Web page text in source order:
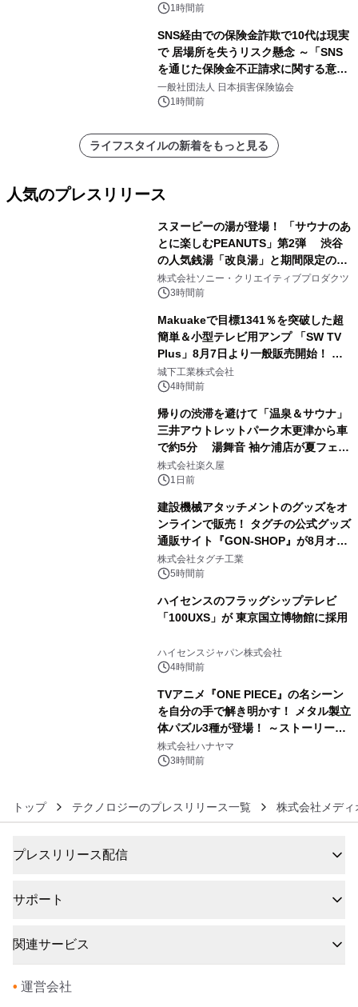
1時間前
SNS経由での保険金詐欺で10代は現実
で 居場所を失うリスク懸念 ～「SNS
を通じた保険金不正請求に関する意識
調査」を実施、 認知度の低さも浮き彫
りに～
一般社団法人 日本損害保険協会
1時間前
ライフスタイルの新着をもっと見る
人気のプレスリリース
スヌーピーの湯が登場！ 「サウナのあ
とに楽しむPEANUTS」第2弾 渋谷
の人気銭湯「改良湯」と期間限定のコ
ラボレーション サウナイキタイコラ
ボグッズも発売決定！
株式会社ソニー・クリエイティブプロダクツ
3時間前
Makuakeで目標1341％を突破した超
簡単＆小型テレビ用アンプ 「SW TV
Plus」8月7日より一般販売開始！ ケ
ーブル1本つなぐだけ、テレビの音が
ぐっと豊かに
城下工業株式会社
4時間前
帰りの渋滞を避けて「温泉＆サウナ」
三井アウトレットパーク木更津から車
で約5分 湯舞音 袖ケ浦店が夏フェア
メニューを提供
株式会社楽久屋
1日前
建設機械アタッチメントのグッズをオ
ンラインで販売！ タグチの公式グッズ
通販サイト『GON-SHOP』が8月オー
プン
株式会社タグチ工業
5時間前
ハイセンスのフラッグシップテレビ
「100UXS」が 東京国立博物館に採用
ハイセンスジャパン株式会社
4時間前
TVアニメ『ONE PIECE』の名シーン
を自分の手で解き明かす！ メタル製立
体パズル3種が登場！ ～ストーリーと
ギミックが融合した 大人の体験型パズ
ルが8月7日(金)12時より先行予約受付
株式会社ハナヤマ
3時間前
トップ テクノロジーのプレスリリース一覧 株式会社メディ
プレスリリース配信
サポート
関連サービス
• 運営会社